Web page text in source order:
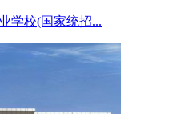
校(国家统招...